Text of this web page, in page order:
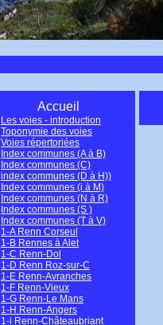
Accueil
Les voies - introduction
Toponymie des voies
Voies répertoriées
Index communes (A à B)
Index communes (C)
index communes (D à H))
Index communes (i à M)
Index communes (N à R)
Index communes (S )
Index communes (T à V)
1-A Renn Corseul
1-B Rennes à Alet
1-C Renn-Dol
1-D Renn Roz-sur-C
1-E Renn-Avranches
1-F Renn-Vieux
1-G Renn-Le Mans
1-H Renn-Angers
1-i Renn-Châteaubriant